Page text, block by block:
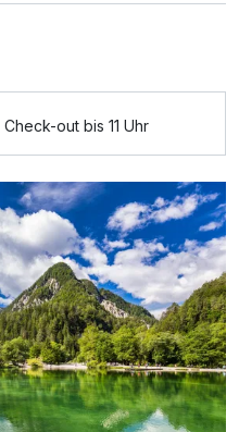
Check-out bis 11 Uhr